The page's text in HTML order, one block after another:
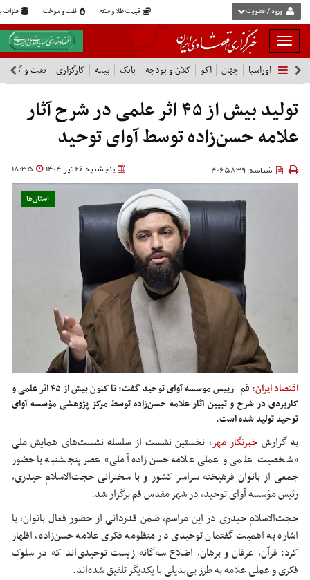
قیمت طلا و سکه نفت و سوخت فلزات ورود / عضویت
بار
و
بسته
نمودن
فهرست
اوراسیا جهان اکو کلان و بودجه بانک بیمه کارگزاری نفت و گاز
تولید بیش از ۴۵ اثر علمی در شرح آثار
علامه حسن‌زاده توسط آوای توحید
پنجشنبه 26 تیر 1404 18:35 شناسه: 4065839
استان‌ها
اقتصاد ایران:
قم- رییس موسسه آوای توحید گفت: تا کنون بیش از ۴۵ اثر علمی و
کاربردی در شرح و تبیین آثار علامه حسن‌زاده توسط مرکز پژوهشی مؤسسه آوای
توحید تولید شده است.
به گزارش خبرنگار مهر، نخستین نشست از سلسله نشست‌های همایش ملی
«شخصیت علمی و عملی علامه حسن‌زاده آملی» عصر پنجشنبه با حضور
جمعی از بانوان فرهیخته سراسر کشور و با سخنرانی حجت‌الاسلام حیدری،
رئیس مؤسسه آوای توحید، در شهر مقدس قم برگزار شد.
حجت‌الاسلام حیدری در این مراسم، ضمن قدردانی از حضور فعال بانوان، با
اشاره به اهمیت گفتمان توحیدی در منظومه فکری علامه حسن‌زاده، اظهار
کرد: قرآن، عرفان و برهان، اضلاع سه‌گانه زیستتوحیدی‌اند که در سلوک
فکری و عملی علامه به طرز بی‌بدیلی با یکدیگر تلفیق شده‌اند.